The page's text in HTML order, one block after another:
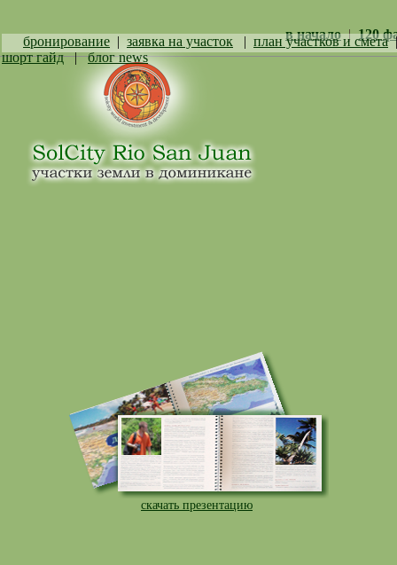
бронирование | заявка на участок | план участков и смета
шорт гайд|блог news
в начало|120
скачать презентацию